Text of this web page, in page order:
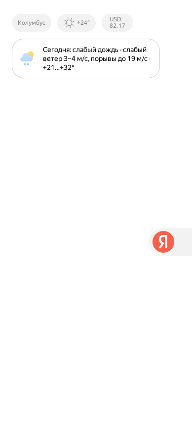
Колумбус +24°
Курсы ЦБ
РФ
USD
82,17
Сегодня: слабый дождь · слабый
ветер 3⁠–⁠4 м⁠/⁠с, порывы до 19 м⁠/⁠с ·
+21⁠…⁠+32⁠°